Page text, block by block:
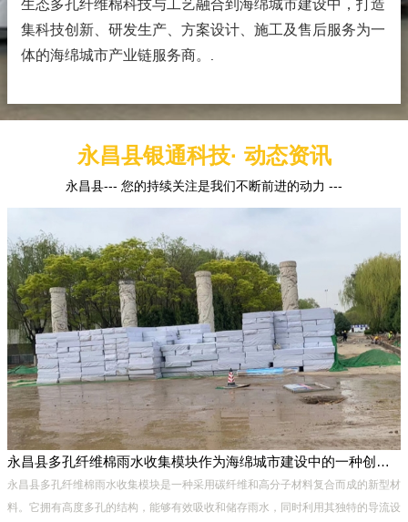
生态多孔纤维棉科技与工艺融合到海绵城市建设中，打造
集科技创新、研发生产、方案设计、施工及售后服务为一
体的海绵城市产业链服务商。
永昌县银通科技· 动态资讯
永昌县--- 您的持续关注是我们不断前进的动力 ---
永昌县多孔纤维棉雨水收集模块作为海绵城市建设中的一种创新材料
永昌县多孔纤维棉雨水收集模块是一种采用碳纤维和高分子材料复合而成的新型材
料。它拥有高度多孔的结构，能够有效吸收和储存雨水，同时利用其独特的导流设